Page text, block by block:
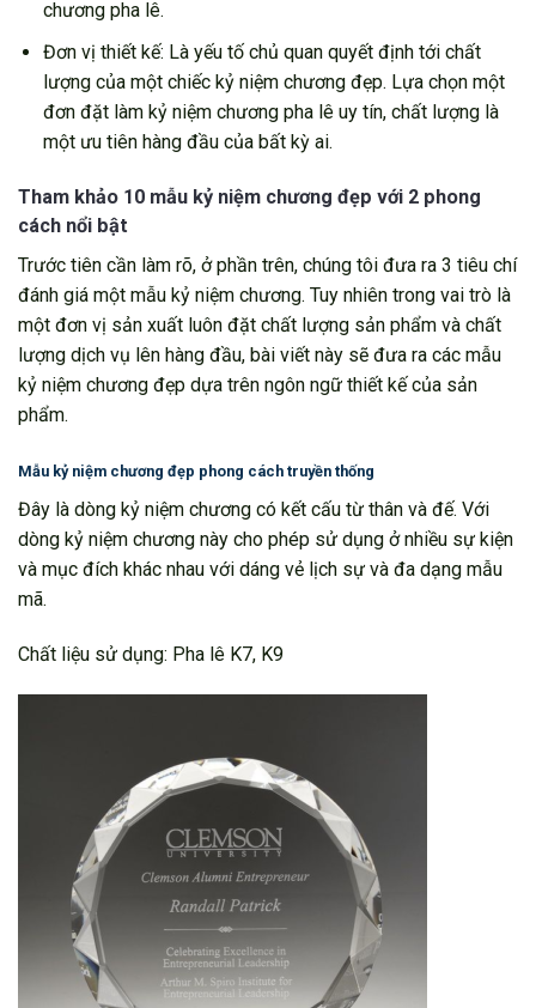
chương pha lê.
Đơn vị thiết kế: Là yếu tố chủ quan quyết định tới chất
lượng của một chiếc kỷ niệm chương đẹp. Lựa chọn một
đơn đặt làm kỷ niệm chương pha lê uy tín, chất lượng là
một ưu tiên hàng đầu của bất kỳ ai.
Tham khảo 10 mẫu kỷ niệm chương đẹp với 2 phong
cách nổi bật
Trước tiên cần làm rõ, ở phần trên, chúng tôi đưa ra 3 tiêu chí
đánh giá một mẫu kỷ niệm chương. Tuy nhiên trong vai trò là
một đơn vị sản xuất luôn đặt chất lượng sản phẩm và chất
lượng dịch vụ lên hàng đầu, bài viết này sẽ đưa ra các mẫu
kỷ niệm chương đẹp dựa trên ngôn ngữ thiết kế của sản
phẩm.
Mẫu kỷ niệm chương đẹp phong cách truyền thống
Đây là dòng kỷ niệm chương có kết cấu từ thân và đế. Với
dòng kỷ niệm chương này cho phép sử dụng ở nhiều sự kiện
và mục đích khác nhau với dáng vẻ lịch sự và đa dạng mẫu
mã.
Chất liệu sử dụng: Pha lê K7, K9